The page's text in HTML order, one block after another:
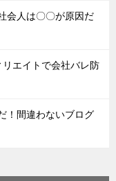
会人は〇〇が原因だ
リエイトで会社バレ防
！間違わないブログ